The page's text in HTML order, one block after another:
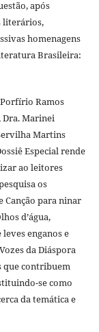
após
literários,
homenagens
Brasileira:
Ramos
Dra. Marinei
Martins
Especial rende
ao leitores
os
Canção para ninar
d’água,
enganos e
da Diáspora
que contribuem
se como
da temática e